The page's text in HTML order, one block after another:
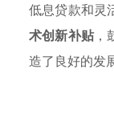
低息贷款和灵
术创新补贴，
造了良好的发